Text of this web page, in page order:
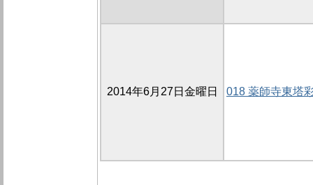
2014年6月27日金曜日 018 薬師寺東塔